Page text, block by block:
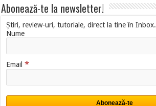
Abonează-te la newsletter!
Știri, review-uri, tutoriale, direct la tine în Inbox.
Nume
Email*